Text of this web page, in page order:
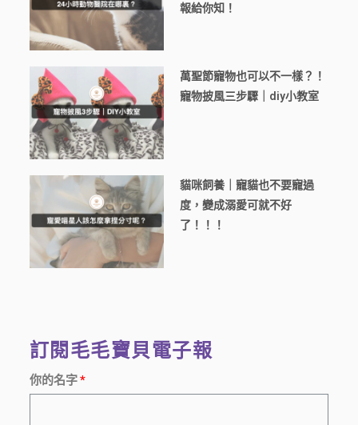
報給你知！
萬聖節寵物也可以不一樣？！
寵物披風三步驟｜diy小教室
貓咪飼養｜寵貓也不要寵過
度，變成溺愛可就不好
了！！！
訂閱毛毛寶貝電子報
你的名字